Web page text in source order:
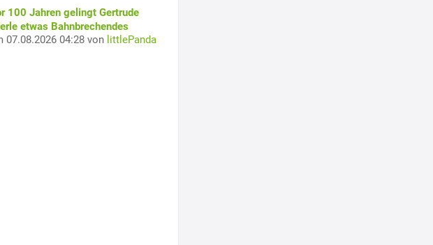
100 Jahren gelingt Gertrude
etwas Bahnbrechendes
07.08.2026 04:28 von littlePanda